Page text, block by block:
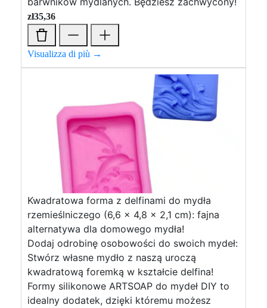
zł35,36
Visualizza di più →
Kwadratowa forma z delfinami do mydła
rzemieślniczego (6,6 x 4,8 x 2,1 cm): fajna
alternatywa dla domowego mydła!
Dodaj odrobinę osobowości do swoich mydeł:
Stwórz własne mydło z naszą uroczą
kwadratową foremką w kształcie delfina!
Formy silikonowe ARTSOAP do mydeł DIY to
idealny dodatek, dzięki któremu możesz